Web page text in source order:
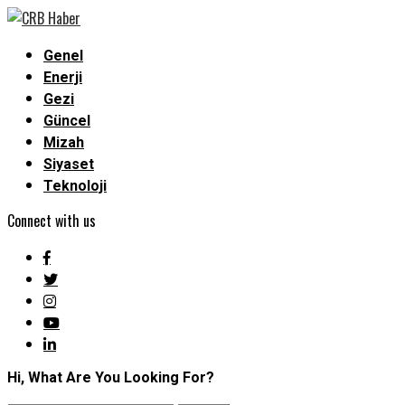
Genel
Enerji
Gezi
Güncel
Mizah
Siyaset
Teknoloji
Connect with us
Hi, What Are You Looking For?